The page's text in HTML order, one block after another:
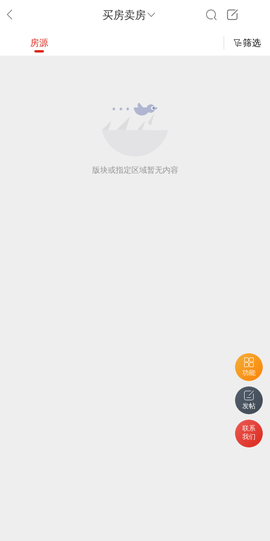
买房卖房
功能
发帖
联系
我们
房源 筛选
版块或指定区域暂无内容